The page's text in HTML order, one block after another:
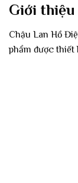
Giới thiệu
Chậu Lan Hồ
phẩm được thiết